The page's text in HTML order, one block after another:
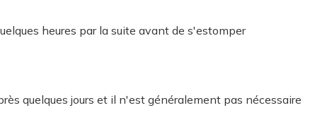
heures par la suite avant de s'estomper
quelques jours et il n'est généralement pas nécessaire